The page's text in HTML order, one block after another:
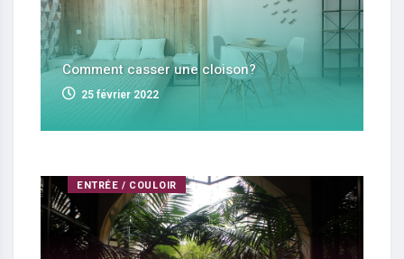
Comment casser une cloison?
25 février 2022
ENTRÉE / COULOIR